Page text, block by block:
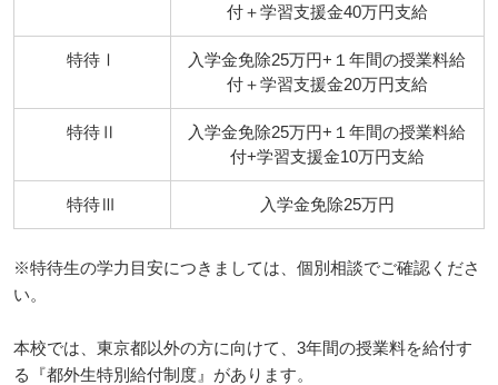
付＋学習支援金40万円支給
特待Ⅰ
入学金免除25万円+１年間の授業料給
付＋学習支援金20万円支給
特待Ⅱ
入学金免除25万円+１年間の授業料給
付+学習支援金10万円支給
特待Ⅲ 入学金免除25万円
※特待生の学力目安につきましては、個別相談でご確認くださ
い。
本校では、東京都以外の方に向けて、3年間の授業料を給付す
る『都外生特別給付制度』があります。